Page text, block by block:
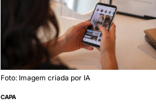
Foto: Imagem criada por IA
CAPA